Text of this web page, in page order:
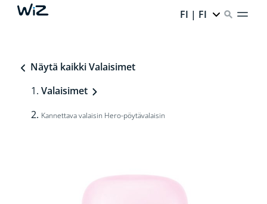
FI | FI
Näytä kaikki Valaisimet
Valaisimet
Kannettava valaisin Hero-pöytävalaisin